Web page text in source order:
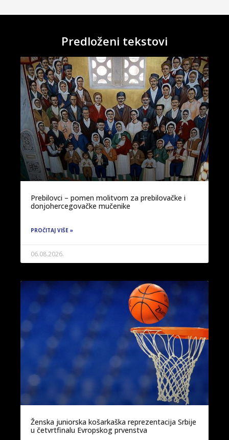
Predloženi tekstovi
Prebilovci – pomen molitvom za prebilovačke i
donjohercegovačke mučenike
PROČITAJ VIŠE »
06.08.2026.
Ženska juniorska košarkaška reprezentacija Srbije
u četvrtfinalu Evropskog prvenstva